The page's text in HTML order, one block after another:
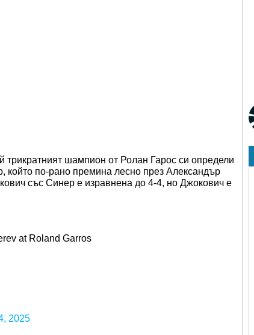
трикратният шампион от Ролан Гарос си определи
по-рано премина лесно през Александър
със Синер е изравнена до 4-4, но Джокович е
at Roland Garros
2025